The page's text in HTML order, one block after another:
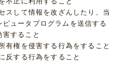
スして情報を改ざんしたり、当
ュータプログラムを送信する
すること
有権を侵害する行為をすること
反する行為をすること